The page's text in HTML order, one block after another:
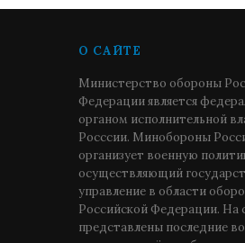
О САЙТЕ
Министерство обороны
Федерации является
органом исполнительной
Росссии. Минобороны
организует военную
осуществляющий
управление в области
Российской Федерации. На
представлены последние